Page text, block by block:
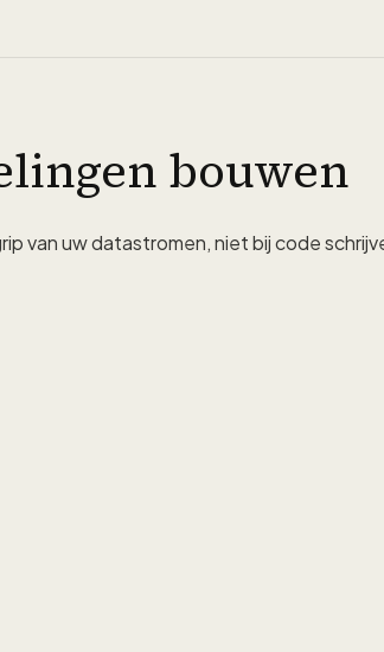
bouwen
van uw datastromen, niet bij code